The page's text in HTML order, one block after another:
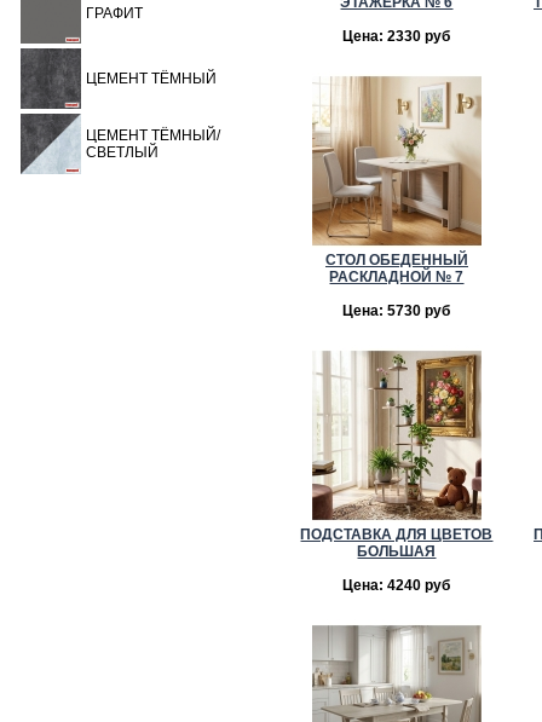
ГРАФИТ
ЦЕМЕНТ ТЁМНЫЙ
ЦЕМЕНТ ТЁМНЫЙ/
СВЕТЛЫЙ
Цена: 2330 руб
СТОЛ ОБЕДЕННЫЙ
РАСКЛАДНОЙ № 7
Цена: 5730 руб
ПОДСТАВКА ДЛЯ ЦВЕТОВ
БОЛЬШАЯ
Цена: 4240 руб